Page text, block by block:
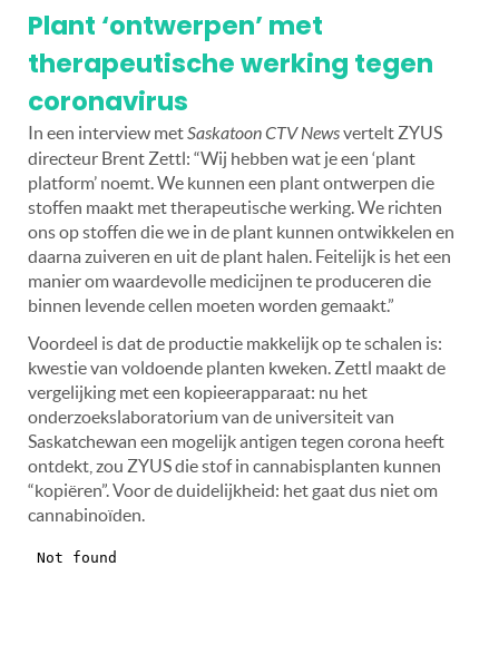
Plant ‘ontwerpen’ met
therapeutische werking tegen
coronavirus
In een interview metSaskatoon CTV Newsvertelt ZYUS
directeur Brent Zettl: “Wij hebben wat je een ‘plant
platform’ noemt. We kunnen een plant ontwerpen die
stoffen maakt met therapeutische werking. We richten
ons op stoffen die we in de plant kunnen ontwikkelen en
daarna zuiveren en uit de plant halen. Feitelijk is het een
manier om waardevolle medicijnen te produceren die
binnen levende cellen moeten worden gemaakt.”
Voordeel is dat de productie makkelijk op te schalen is:
kwestie van voldoende planten kweken. Zettl maakt de
vergelijking met een kopieerapparaat: nu het
onderzoekslaboratorium van de universiteit van
Saskatchewan een mogelijk antigen tegen corona heeft
ontdekt, zou ZYUS die stof in cannabisplanten kunnen
“kopiëren”. Voor de duidelijkheid: het gaat dus niet om
cannabinoïden.